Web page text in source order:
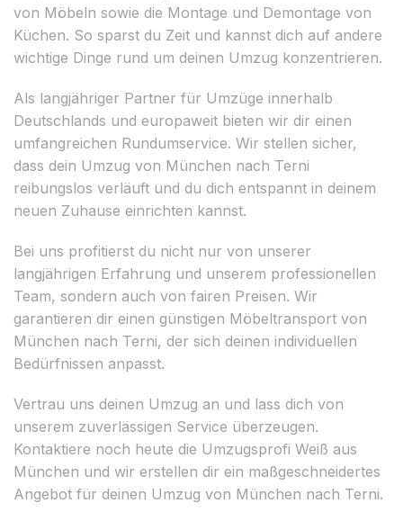
von Möbeln sowie die Montage und Demontage von
Küchen. So sparst du Zeit und kannst dich auf andere
wichtige Dinge rund um deinen Umzug konzentrieren.
Als langjähriger Partner für Umzüge innerhalb
Deutschlands und europaweit bieten wir dir einen
umfangreichen Rundumservice. Wir stellen sicher,
dass dein Umzug von München nach Terni
reibungslos verläuft und du dich entspannt in deinem
neuen Zuhause einrichten kannst.
Bei uns profitierst du nicht nur von unserer
langjährigen Erfahrung und unserem professionellen
Team, sondern auch von fairen Preisen. Wir
garantieren dir einen günstigen Möbeltransport von
München nach Terni, der sich deinen individuellen
Bedürfnissen anpasst.
Vertrau uns deinen Umzug an und lass dich von
unserem zuverlässigen Service überzeugen.
Kontaktiere noch heute die Umzugsprofi Weiß aus
München und wir erstellen dir ein maßgeschneidertes
Angebot für deinen Umzug von München nach Terni.